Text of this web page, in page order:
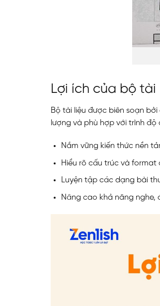
Lợi ích của bộ tài
Bộ tài liệu được biên soạn
lượng và phù hợp với trình độ
Nắm vững kiến thức nền
Hiểu rõ cấu trúc và format
Luyện tập các dạng bài
Nâng cao khả năng nghe,